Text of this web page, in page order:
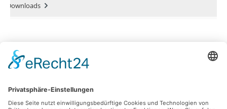
Downloads
Für den Laderaum
Anbauten
Entdecken